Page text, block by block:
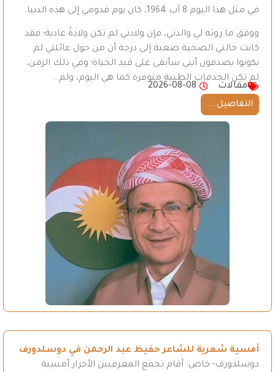
في مثل هذا اليوم 8 آب 1964، كان يوم قدومي إلى هذه الدنيا.
ووفق ما روته لي والدتي، فإن ولادتي لم تكن ولادةً عادية؛ فقد
كانت حالتي الصحية صعبة إلى درجة أن من حول عائلتي لم
يكونوا يصدقون أنني سأبقى على قيد الحياة؛ وفي ذلك الزمن،
لم تكن الخدمات الطبية متوفرة كما هي اليوم، ولم…
مقالات
2026-08-08
التفاصيل ...
أمسية شعرية للشاعر حفيظ عبد الرحمن في دوسلدورف
دوسلدورف- خاص: أقام تجمع المعرفيين الأحرار أمسية